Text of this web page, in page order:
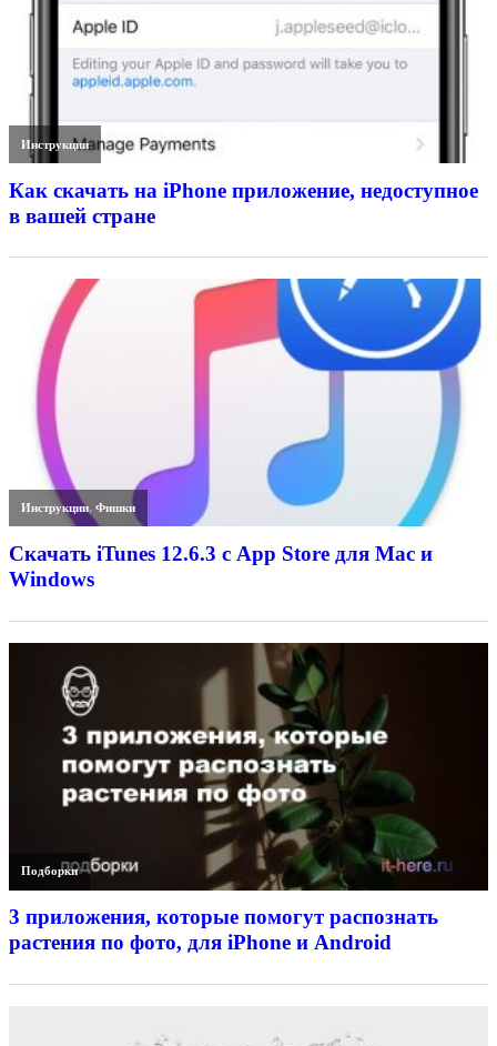
Инструкции
Как скачать на iPhone приложение, недоступное
в вашей стране
Инструкции,Фишки
Скачать iTunes 12.6.3 с App Store для Mac и
Windows
Подборки
3 приложения, которые помогут распознать
растения по фото, для iPhone и Android